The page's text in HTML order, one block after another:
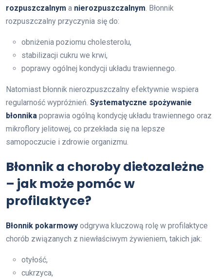
rozpuszczalnym a nierozpuszczalnym. Błonnik
rozpuszczalny przyczynia się do:
obniżenia poziomu cholesterolu,
stabilizacji cukru we krwi,
poprawy ogólnej kondycji układu trawiennego.
Natomiast błonnik nierozpuszczalny efektywnie wspiera
regularność wypróżnień. Systematyczne spożywanie
błonnika poprawia ogólną kondycję układu trawiennego oraz
mikroflory jelitowej, co przekłada się na lepsze
samopoczucie i zdrowie organizmu.
Błonnik a choroby dietozależne
– jak może pomóc w
profilaktyce?
Błonnik pokarmowy odgrywa kluczową rolę w profilaktyce
chorób związanych z niewłaściwym żywieniem, takich jak:
otyłość,
cukrzyca,